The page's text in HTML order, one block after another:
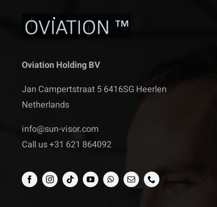
Oviation Holding BV
Jan Campertstraat 5 6416SG Heerlen
Netherlands
info@sun-visor.com
Call us +31 621 864092